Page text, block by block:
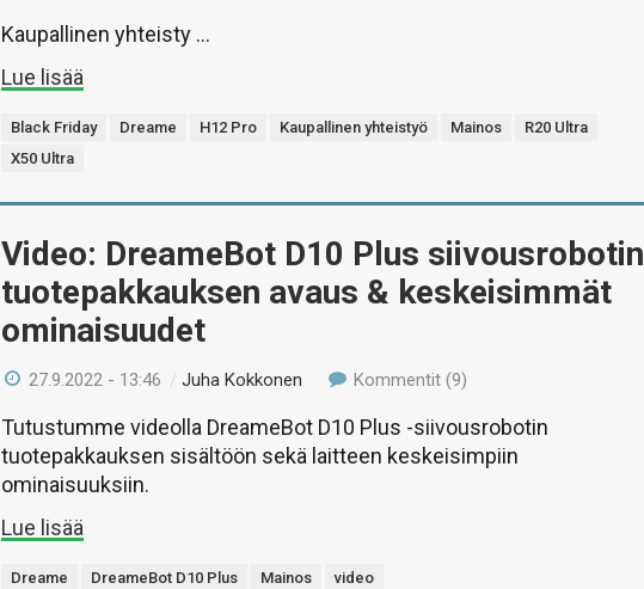
Kaupallinen yhteisty …
Lue lisää
Black Friday Dreame H12 Pro Kaupallinen yhteistyö Mainos
R20 Ultra
X50 Ultra
Video: DreameBot D10 Plus siivousrobotin
tuotepakkauksen avaus & keskeisimmät
ominaisuudet
27.9.2022 - 13:46 /Juha Kokkonen Kommentit (9)
Tutustumme videolla DreameBot D10 Plus -siivousrobotin
tuotepakkauksen sisältöön sekä laitteen keskeisimpiin
ominaisuuksiin.
Lue lisää
Dreame DreameBot D10 Plus Mainos video